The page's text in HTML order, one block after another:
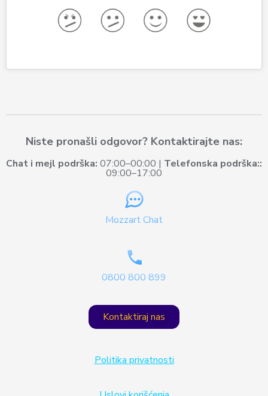
Niste pronašli odgovor? Kontaktirajte nas:
Chat i mejl podrška: 07:00–00:00 | Telefonska podrška::
09:00–17:00
Mozzart Chat
0800 800 899
Kontaktiraj nas
Politika privatnosti